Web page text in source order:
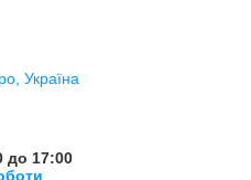
Україна
до 17:00